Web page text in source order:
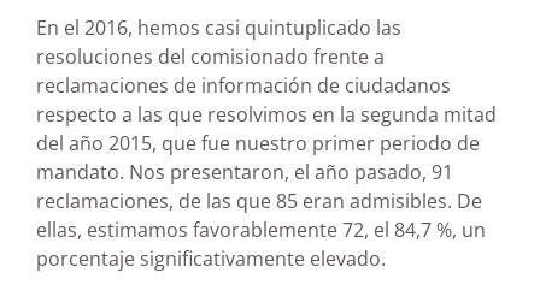
En el 2016, hemos casi quintuplicado las
resoluciones del comisionado frente a
reclamaciones de información de ciudadanos
respecto a las que resolvimos en la segunda mitad
del año 2015, que fue nuestro primer periodo de
mandato. Nos presentaron, el año pasado, 91
reclamaciones, de las que 85 eran admisibles. De
ellas, estimamos favorablemente 72, el 84,7 %, un
porcentaje significativamente elevado.